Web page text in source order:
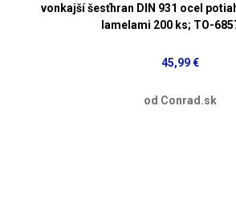
vonkajší šesťhran DIN 931 ocel
lamelami 200 ks; TO-
45,99 €
od Conrad.sk